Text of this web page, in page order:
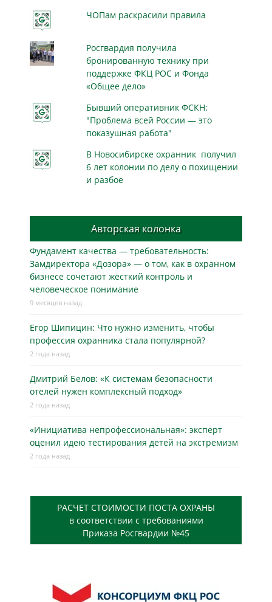
ЧОПам раскрасили правила
Росгвардия получила
бронированную технику при
поддержке ФКЦ РОС и Фонда
«Общее дело»
Бывший оперативник ФСКН:
"Проблема всей России — это
показушная работа"
В Новосибирске охранник получил
6 лет колонии по делу о похищении
и разбое
Авторская колонка
Фундамент качества — требовательность:
Замдиректора «Дозора» — о том, как в охранном
бизнесe сочетают жёсткий контроль и
человеческое понимание
9 месяцев назад
Егор Шипицин: Что нужно изменить, чтобы
профессия охранника стала популярной?
2 года назад
Дмитрий Белов: «К системам безопасности
отелей нужен комплексный подход»
2 года назад
«Инициатива непрофессиональная»: эксперт
оценил идею тестирования детей на экстремизм
2 года назад
РАСЧЕТ СТОИМОСТИ ПОСТА ОХРАНЫ
в соответствии с требованиями
Приказа Росгвардии №45